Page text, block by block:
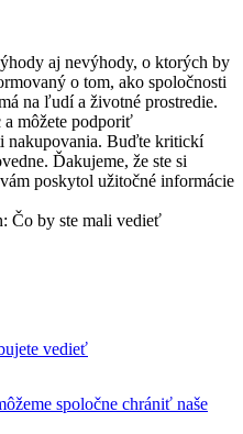
aj nevýhody, o ktorých by
o tom, ako spoločnosti
na ľudí a životné prostredie.
a môžete podporiť
nakupovania. Buďte kritickí
Ďakujeme, že ste si
poskytol užitočné informácie
vedieť
spoločne chrániť naše